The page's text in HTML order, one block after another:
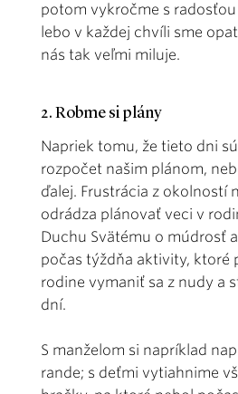
potom vykročme s
lebo v každej chvíli sme
nás tak veľmi miluje.
2. Robme si plány
Napriek tomu, že tieto dni
rozpočet našim plánom,
ďalej. Frustrácia z okolností
odrádza plánovať veci v
Duchu Svätému o múdrosť
počas týždňa aktivity, ktoré
rodine vymaniť sa z nudy a
dní.
S manželom si napríklad
rande; s deťmi vytiahnime